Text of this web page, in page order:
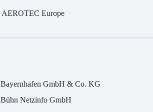
AEROTEC Europe
Bayernhafen GmbH & Co. KG
Bühn Netzinfo GmbH